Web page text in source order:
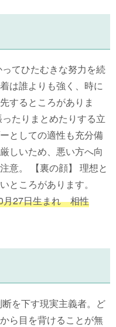
ってひたむきな努力を続
は誰よりも強く、時に
するところがありま
たりまとめたりする立
としての適性も充分備
しいため、悪い方へ向
意。 【裏の顔】 理想と
ところがあります。
27日生まれ 相性
断を下す現実主義者。ど
ら目を背けることが無